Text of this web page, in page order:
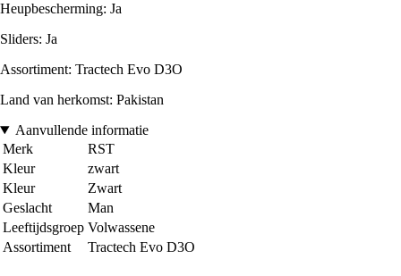
Heupbescherming: Ja
Sliders: Ja
Assortiment: Tractech Evo D3O
Land van herkomst: Pakistan
Aanvullende informatie
Merk
RST
Kleur
zwart
Kleur
Zwart
Geslacht
Man
Leeftijdsgroep Volwassene
Assortiment
Tractech Evo D3O